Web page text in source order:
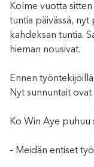
Kolme vuotta
tuntia päivässä, nyt
kahdeksan tuntia.
hieman nousivat.
Ennen
Nyt sunnuntait ovat
Ko Win Aye puhuu
– Meidän entiset